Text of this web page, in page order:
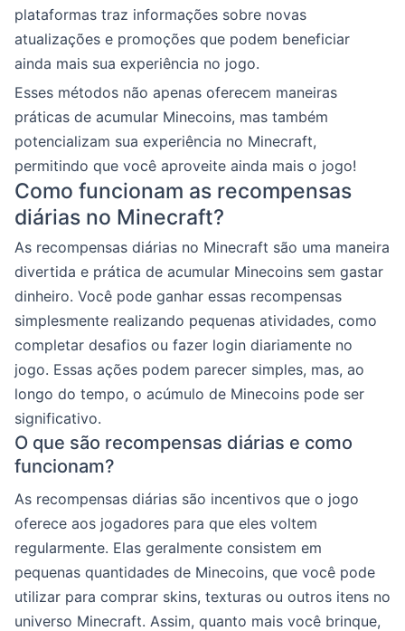
plataformas traz informações sobre novas
atualizações e promoções que podem beneficiar
ainda mais sua experiência no jogo.
Esses métodos não apenas oferecem maneiras
práticas de acumular Minecoins, mas também
potencializam sua experiência no Minecraft,
permitindo que você aproveite ainda mais o jogo!
Como funcionam as recompensas
diárias no Minecraft?
As recompensas diárias no Minecraft são uma maneira
divertida e prática de acumular Minecoins sem gastar
dinheiro. Você pode ganhar essas recompensas
simplesmente realizando pequenas atividades, como
completar desafios ou fazer login diariamente no
jogo. Essas ações podem parecer simples, mas, ao
longo do tempo, o acúmulo de Minecoins pode ser
significativo.
O que são recompensas diárias e como
funcionam?
As recompensas diárias são incentivos que o jogo
oferece aos jogadores para que eles voltem
regularmente. Elas geralmente consistem em
pequenas quantidades de Minecoins, que você pode
utilizar para comprar skins, texturas ou outros itens no
universo Minecraft. Assim, quanto mais você brinque,